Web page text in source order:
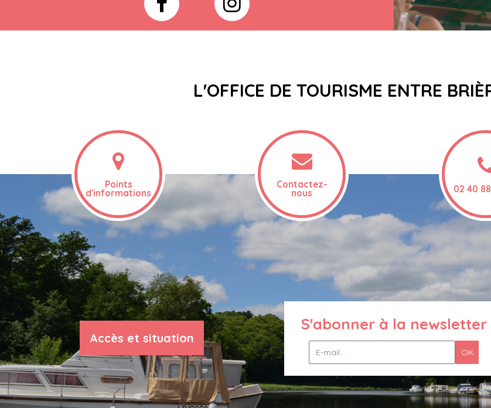
L'OFFICE DE TOURISME ENTRE
Points
d'informations
Contactez-
nous 02 40
Accès et situation
S'abonner à la newsletter